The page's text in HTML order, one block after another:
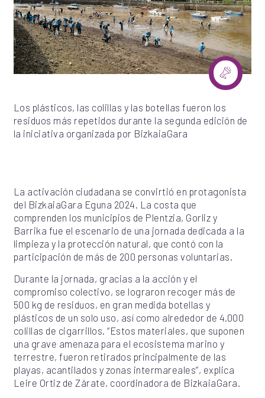
Los plásticos, las colillas y las botellas fueron los
residuos más repetidos durante la segunda edición de
la iniciativa organizada por BizkaiaGara
La activación ciudadana se convirtió en protagonista
del BizkaiaGara Eguna 2024. La costa que
comprenden los municipios de Plentzia, Gorliz y
Barrika fue el escenario de una jornada dedicada a la
limpieza y la protección natural, que contó con la
participación de más de 200 personas voluntarias.
Durante la jornada, gracias a la acción y el
compromiso colectivo, se lograron recoger más de
500 kg de residuos, en gran medida botellas y
plásticos de un solo uso, así como alrededor de 4.000
colillas de cigarrillos. “Estos materiales, que suponen
una grave amenaza para el ecosistema marino y
terrestre, fueron retirados principalmente de las
playas, acantilados y zonas intermareales”, explica
Leire Ortiz de Zárate, coordinadora de BizkaiaGara.